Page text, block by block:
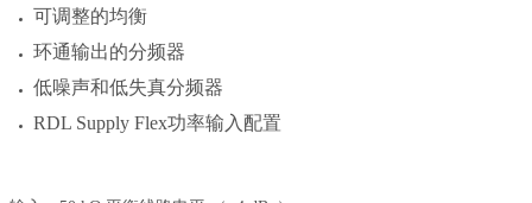
可调整的均衡
环通输出的分频器
低噪声和低失真分频器
RDL Supply Flex功率输入配置